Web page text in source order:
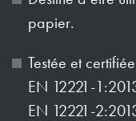
papier.
Testée et
EN 12221-
EN 12221-